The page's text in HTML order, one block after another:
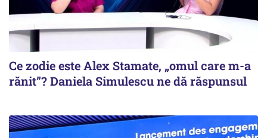
Ce zodie este Alex Stamate, „omul care m-a
rănit”? Daniela Simulescu ne dă răspunsul